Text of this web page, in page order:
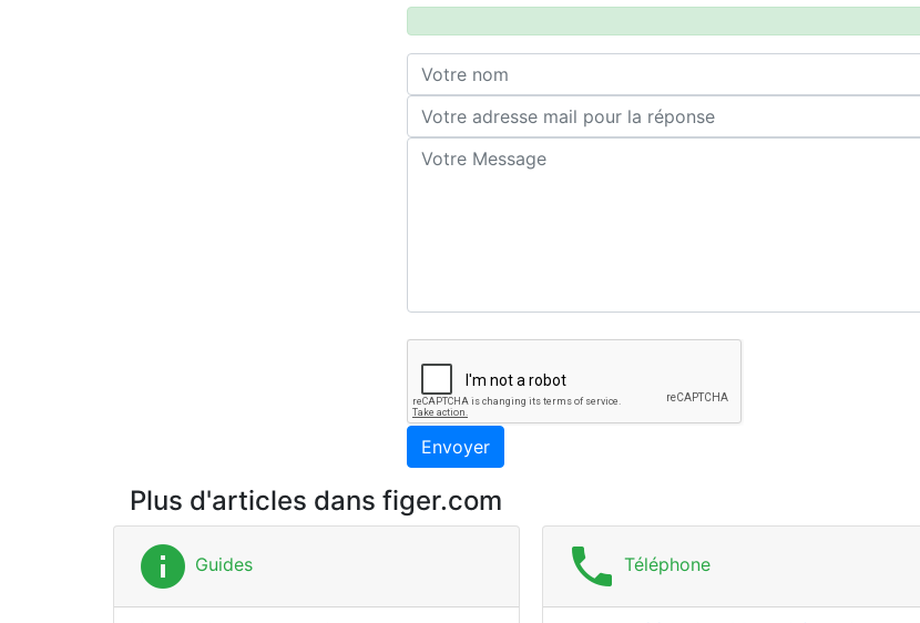
Envoyer
Plus d'articles dans figer.com
info Guides phone Téléphone